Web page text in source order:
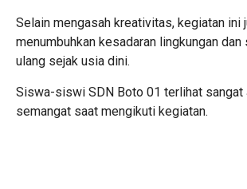
Selain mengasah kreativitas, kegiatan ini
menumbuhkan kesadaran lingkungan dan
ulang sejak usia dini.
Siswa-siswi SDN Boto 01 terlihat sangat
semangat saat mengikuti kegiatan.